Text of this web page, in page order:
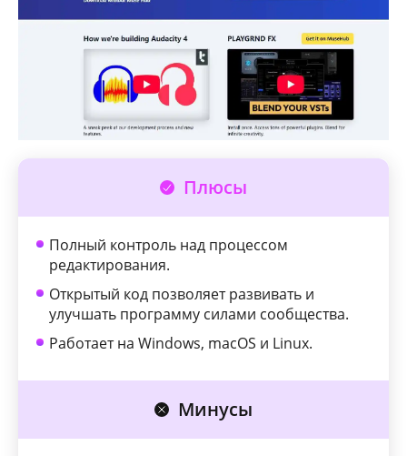
Плюсы
Полный контроль над процессом
редактирования.
Открытый код позволяет развивать и
улучшать программу силами сообщества.
Работает на Windows, macOS и Linux.
Минусы